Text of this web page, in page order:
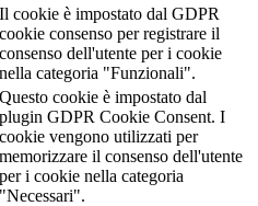
Il cookie è impostato dal GDPR
cookie consenso per registrare il
consenso dell'utente per i cookie
nella categoria "Funzionali".
Questo cookie è impostato dal
plugin GDPR Cookie Consent. I
cookie vengono utilizzati per
memorizzare il consenso dell'utente
per i cookie nella categoria
"Necessari".